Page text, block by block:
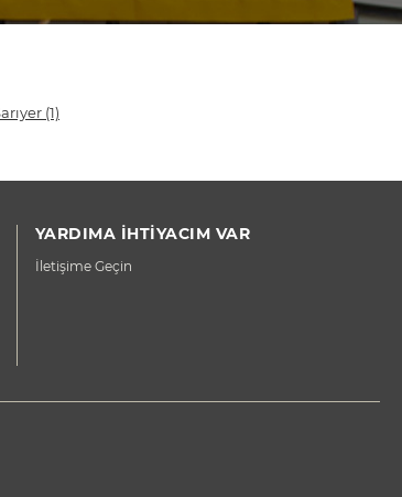
(1)
YARDIMA İHTİYACIM VAR
İletişime Geçin